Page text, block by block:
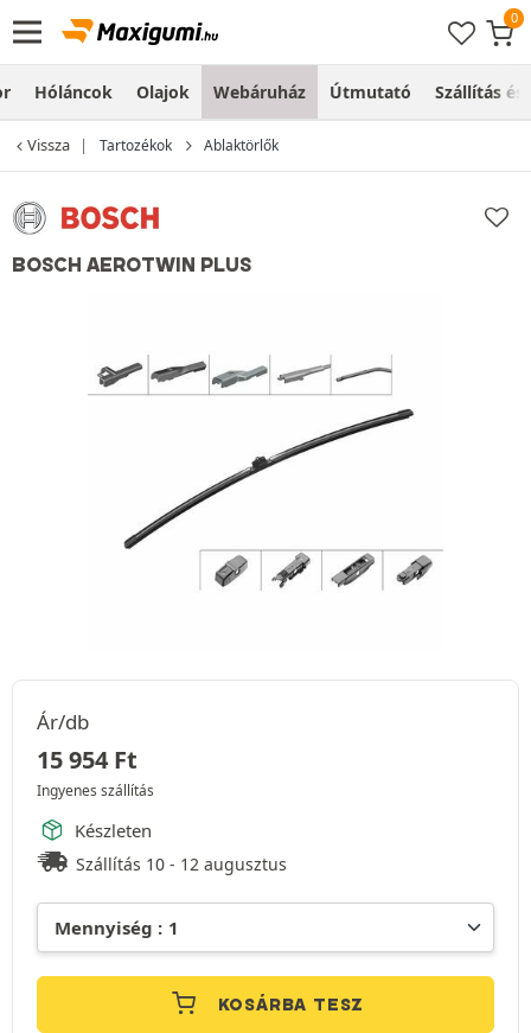
Hóláncok Olajok Webáruház Útmutató Szállítás és
Vissza Tartozékok Ablaktörlők
BOSCH AEROTWIN PLUS
Ár/db
15 954 Ft
Ingyenes szállítás
Készleten
Szállítás 10 - 12 augusztus
KOSÁRBA TESZ